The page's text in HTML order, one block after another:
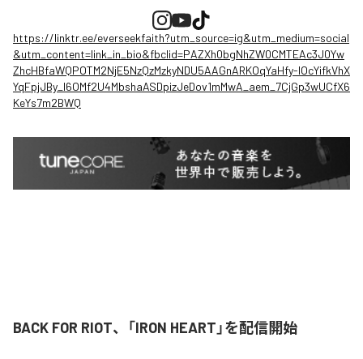
https://linktr.ee/everseekfaith?utm_source=ig&utm_medium=social
&utm_content=link_in_bio&fbclid=PAZXh0bgNhZW0CMTEAc3J0Yw
ZhcHBfaWQPOTM2NjE5NzQzMzkyNDU5AAGnARKOqYaHfy-lOcYifkVhX
YqFpjJBy_l6OMf2U4MbshaASDpizJeDov1mMwA_aem_7CjGp3wUCfX6
KeYs7m2BWQ
BACK FOR RIOT、「IRON HEART」を配信開始